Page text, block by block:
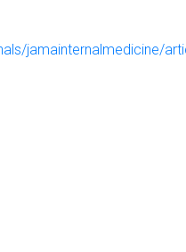
jamainternalmedicine/